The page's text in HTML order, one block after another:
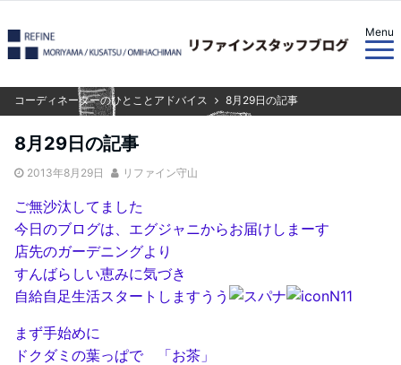
Menu
コーディネーターのひとことアドバイス 8月29日の記事
8月29日の記事
2013年8月29日 リファイン守山
ご無沙汰してました
今日のブログは、エグジャニからお届けしまーす
店先のガーデニングより
すんばらしい恵みに気づき
自給自足生活スタートしますうう
まず手始めに
ドクダミの葉っぱで 「お茶」